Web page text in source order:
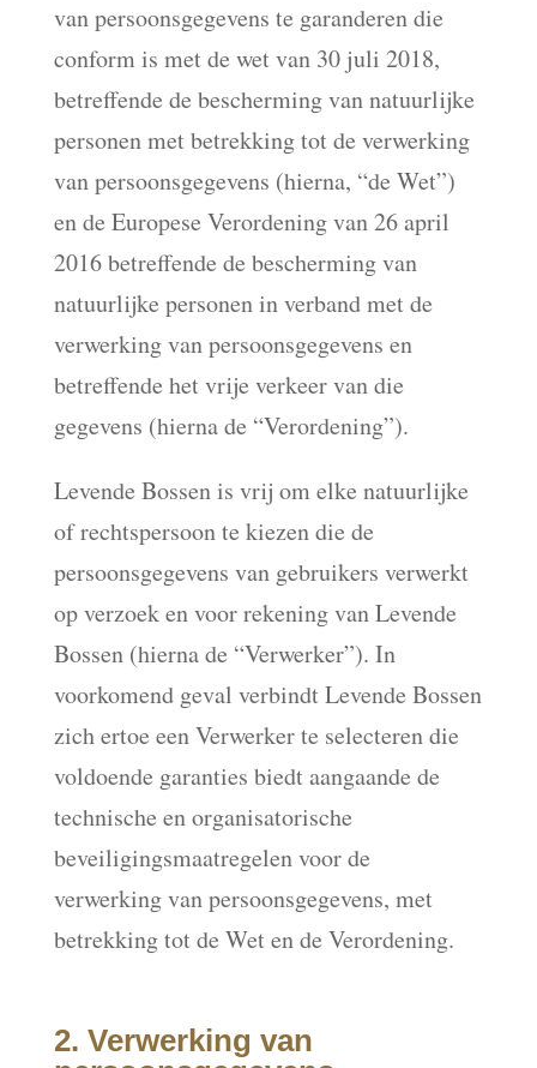
van persoonsgegevens te garanderen die
conform is met de wet van 30 juli 2018,
betreffende de bescherming van natuurlijke
personen met betrekking tot de verwerking
van persoonsgegevens (hierna, “de Wet”)
en de Europese Verordening van 26 april
2016 betreffende de bescherming van
natuurlijke personen in verband met de
verwerking van persoonsgegevens en
betreffende het vrije verkeer van die
gegevens (hierna de “Verordening”).
Levende Bossen is vrij om elke natuurlijke
of rechtspersoon te kiezen die de
persoonsgegevens van gebruikers verwerkt
op verzoek en voor rekening van Levende
Bossen (hierna de “Verwerker”). In
voorkomend geval verbindt Levende Bossen
zich ertoe een Verwerker te selecteren die
voldoende garanties biedt aangaande de
technische en organisatorische
beveiligingsmaatregelen voor de
verwerking van persoonsgegevens, met
betrekking tot de Wet en de Verordening.
2. Verwerking van